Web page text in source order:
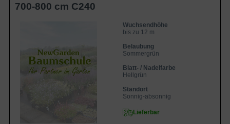
700-800 cm C240
Wuchsendhöhe
bis zu 12 m
Belaubung
Sommergrün
Blatt- / Nadelfarbe
Hellgrün
Standort
Sonnig-absonnig
Lieferbar